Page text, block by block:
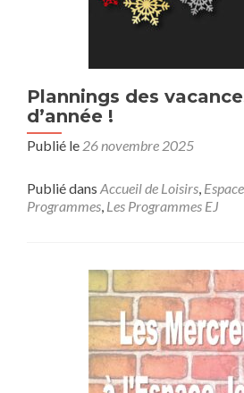
Plannings des
d’année !
Publié le 26 novembre 2025
Publié dans Accueil de Loisirs,
Programmes, Les Programmes EJ